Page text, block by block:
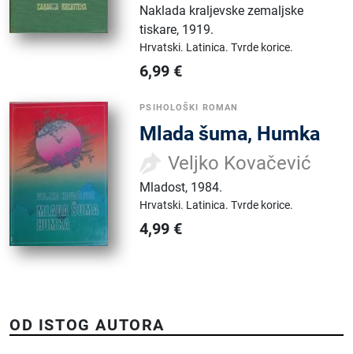
Naklada kraljevske zemaljske
tiskare, 1919.
Hrvatski. Latinica.Tvrde korice.
6,99 €
PSIHOLOŠKI ROMAN
Mlada šuma, Humka
Veljko Kovačević
Mladost, 1984.
Hrvatski. Latinica.Tvrde korice.
4,99 €
OD ISTOG AUTORA